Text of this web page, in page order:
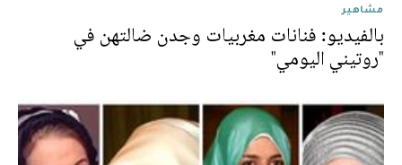
مشاهير
بالفيديو: فنانات مغربيات وجدن ضالتهن في
"روتيني اليومي"